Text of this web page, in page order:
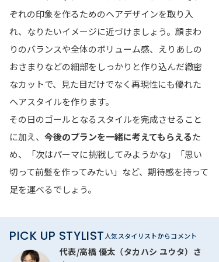
ぞれの印象を作るためのヘアデザインを取り入
れ、なりたいイメージに近づけましょう。顔まわ
りのバランスや全体のボリューム感、えりあしの
おさまりなどの細部をしっかりと作り込んだ緻密
なカットで、見た目だけでなく再現性にも優れた
ヘアスタイルを作ります。
その日のゴールとなるスタイルを完成させること
に加え、 今後のプランを一緒に考えてもらえるた
め、「次はパーマに挑戦してみようかな」「思い
切って前髪を作ってみたい」など、期待感を持って
足を運べるでしょう。
PICK UP STYLIST 人気スタイリストからコメント
代表/高橋 優太（タカハシ ユウタ）さ